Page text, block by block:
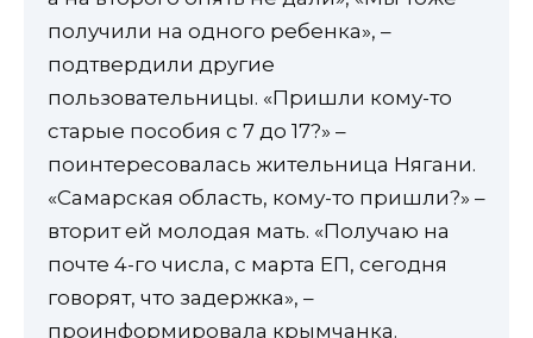
получили на одного ребенка», –
подтвердили другие
пользовательницы. «Пришли кому-то
старые пособия с 7 до 17?» –
поинтересовалась жительница Нягани.
«Самарская область, кому-то пришли?» –
вторит ей молодая мать. «Получаю на
почте 4-го числа, с марта ЕП, сегодня
говорят, что задержка», –
проинформировала крымчанка.